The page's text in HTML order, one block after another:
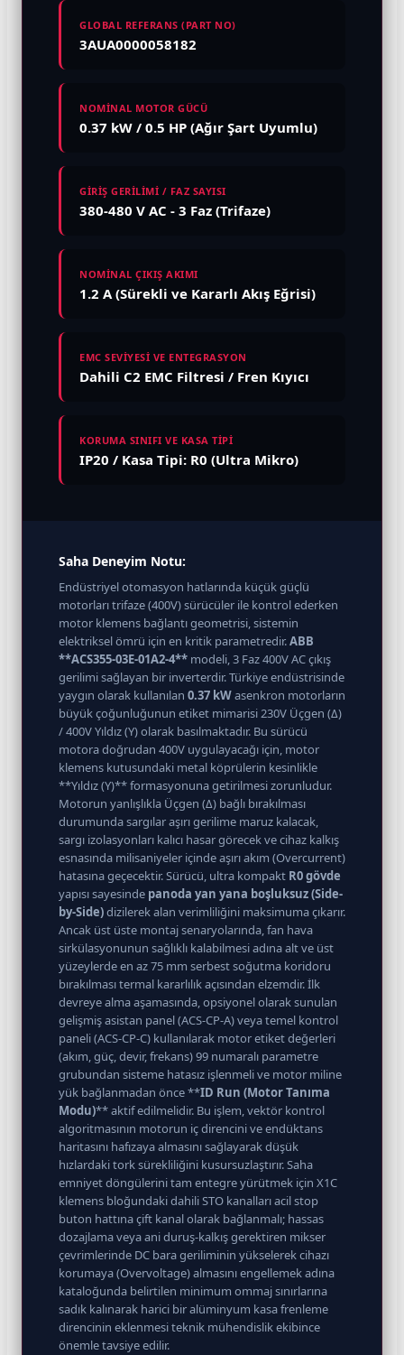
GLOBAL REFERANS (PART NO)
3AUA0000058182
NOMİNAL MOTOR GÜCÜ
0.37 kW / 0.5 HP (Ağır Şart Uyumlu)
GİRİŞ GERİLİMİ / FAZ SAYISI
380-480 V AC - 3 Faz (Trifaze)
NOMİNAL ÇIKIŞ AKIMI
1.2 A (Sürekli ve Kararlı Akış Eğrisi)
EMC SEVİYESİ VE ENTEGRASYON
Dahili C2 EMC Filtresi / Fren Kıyıcı
KORUMA SINIFI VE KASA TİPİ
IP20 / Kasa Tipi: R0 (Ultra Mikro)
Saha Deneyim Notu:
Endüstriyel otomasyon hatlarında küçük güçlü
motorları trifaze (400V) sürücüler ile kontrol ederken
motor klemens bağlantı geometrisi, sistemin
elektriksel ömrü için en kritik parametredir.ABB
**ACS355-03E-01A2-4** modeli, 3 Faz 400V AC çıkış
gerilimi sağlayan bir inverterdir. Türkiye endüstrisinde
yaygın olarak kullanılan 0.37 kWasenkron motorların
büyük çoğunluğunun etiket mimarisi 230V Üçgen (Δ)
/ 400V Yıldız (Y) olarak basılmaktadır. Bu sürücü
motora doğrudan 400V uygulayacağı için, motor
klemens kutusundaki metal köprülerin kesinlikle
**Yıldız (Y)** formasyonuna getirilmesi zorunludur.
Motorun yanlışlıkla Üçgen (Δ) bağlı bırakılması
durumunda sargılar aşırı gerilime maruz kalacak,
sargı izolasyonları kalıcı hasar görecek ve cihaz kalkış
esnasında milisaniyeler içinde aşırı akım (Overcurrent)
hatasına geçecektir. Sürücü, ultra kompakt R0 gövde
yapısı sayesinde panoda yan yana boşluksuz (Side-
by-Side)dizilerek alan verimliliğini maksimuma çıkarır.
Ancak üst üste montaj senaryolarında, fan hava
sirkülasyonunun sağlıklı kalabilmesi adına alt ve üst
yüzeylerde en az 75 mm serbest soğutma koridoru
bırakılması termal kararlılık açısından elzemdir. İlk
devreye alma aşamasında, opsiyonel olarak sunulan
gelişmiş asistan panel (ACS-CP-A) veya temel kontrol
paneli (ACS-CP-C) kullanılarak motor etiket değerleri
(akım, güç, devir, frekans) 99 numaralı parametre
grubundan sisteme hatasız işlenmeli ve motor miline
yük bağlanmadan önce **ID Run (Motor Tanıma
Modu)** aktif edilmelidir. Bu işlem, vektör kontrol
algoritmasının motorun iç direncini ve endüktans
haritasını hafızaya almasını sağlayarak düşük
hızlardaki tork sürekliliğini kusursuzlaştırır. Saha
emniyet döngülerini tam entegre yürütmek için X1C
klemens bloğundaki dahili STO kanalları acil stop
buton hattına çift kanal olarak bağlanmalı; hassas
dozajlama veya ani duruş-kalkış gerektiren mikser
çevrimlerinde DC bara geriliminin yükselerek cihazı
korumaya (Overvoltage) almasını engellemek adına
kataloğunda belirtilen minimum ommaj sınırlarına
sadık kalınarak harici bir alüminyum kasa frenleme
direncinin eklenmesi teknik mühendislik ekibince
önemle tavsiye edilir.